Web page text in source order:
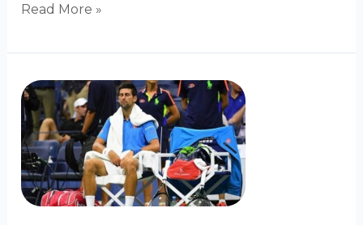
Read More »
Técnica
de
optimización
del
potencial:
¿cuáles